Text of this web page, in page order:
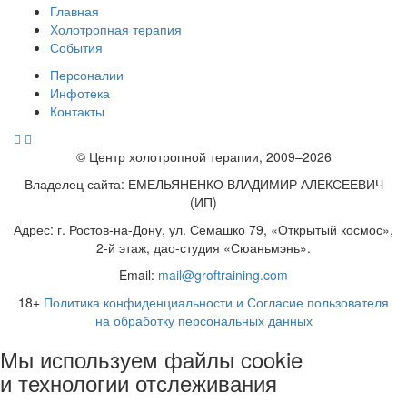
Главная
Холотропная терапия
События
Персоналии
Инфотека
Контакты
© Центр холотропной терапии, 2009–2026
Владелец сайта: ЕМЕЛЬЯНЕНКО ВЛАДИМИР АЛЕКСЕЕВИЧ
(ИП)
Адрес: г. Ростов-на-Дону, ул. Семашко 79, «Открытый космос»,
2-й этаж, дао-студия «Сюаньмэнь».
Email: mail@groftraining.com
18+ Политика конфиденциальности и Согласие пользователя
на обработку персональных данных
Мы используем файлы cookie
и технологии отслеживания